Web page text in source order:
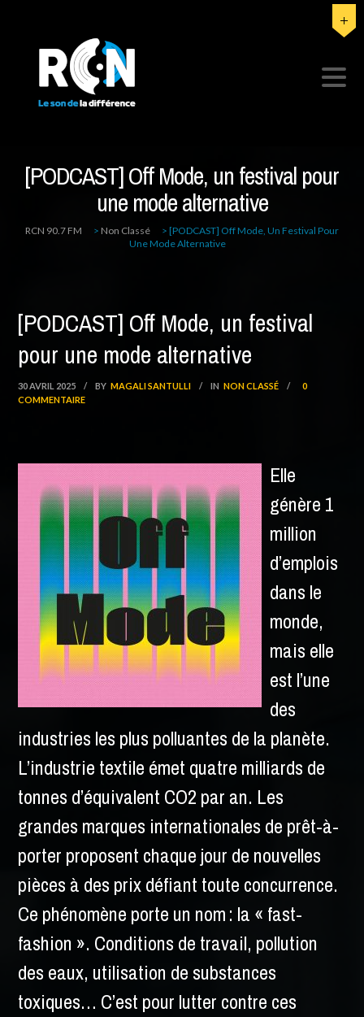
[PODCAST] Off Mode, un festival pour
une mode alternative
RCN 90.7 FM > Non Classé > [PODCAST] Off Mode, Un Festival Pour
Une Mode Alternative
[PODCAST] Off Mode, un festival
pour une mode alternative
30 AVRIL 2025 / BY MAGALI SANTULLI / IN NON CLASSÉ /
0
COMMENTAIRE
Elle
génère 1
million
d’emplois
dans le
monde,
mais elle
est l’une
des
industries les plus polluantes de la planète.
L’industrie textile émet quatre milliards de
tonnes d’équivalent CO2 par an. Les
grandes marques internationales de prêt-à-
porter proposent chaque jour de nouvelles
pièces à des prix défiant toute concurrence.
Ce phénomène porte un nom : la « fast-
fashion ». Conditions de travail, pollution
des eaux, utilisation de substances
toxiques… C’est pour lutter contre ces